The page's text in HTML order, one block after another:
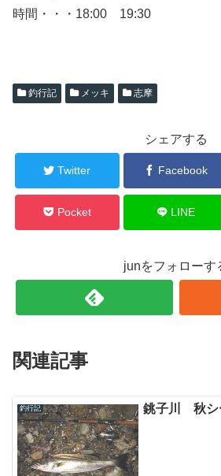
時間・・・18:00 19:30
釣行記 メッキ 志摩
シェアする
Twitter Facebook
Pocket LINE
junをフォローす
関連記事
釣行記 銚子川 秋シ